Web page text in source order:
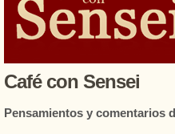
Café con Sensei
Pensamientos y comentarios